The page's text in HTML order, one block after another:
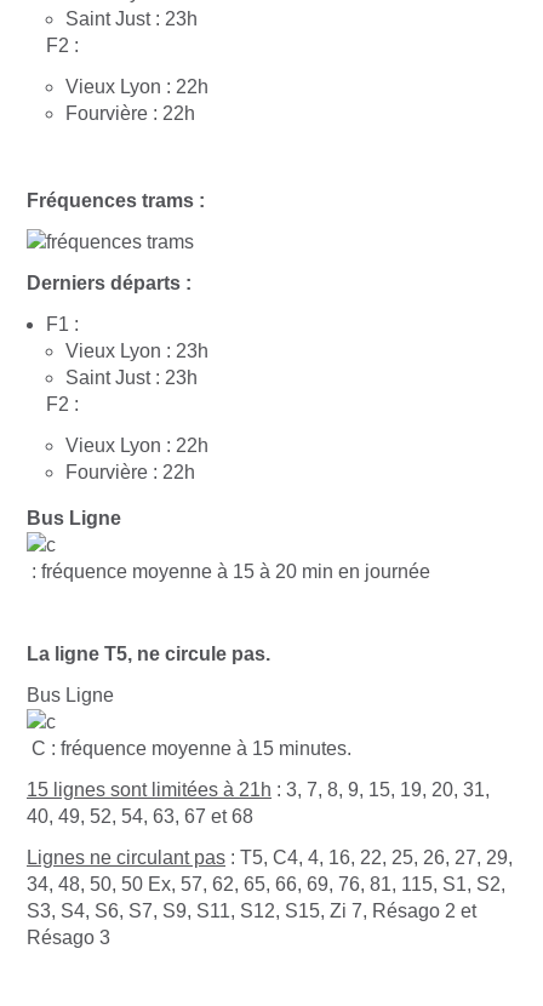
Saint Just : 23h
F2 :
Vieux Lyon : 22h
Fourvière : 22h
Fréquences trams :
Derniers départs :
F1 :
Vieux Lyon : 23h
Saint Just : 23h
F2 :
Vieux Lyon : 22h
Fourvière : 22h
Bus Ligne
: fréquence moyenne à 15 à 20 min en journée
La ligne T5, ne circule pas.
Bus Ligne
C : fréquence moyenne à 15 minutes.
15 lignes sont limitées à 21h : 3, 7, 8, 9, 15, 19, 20, 31,
40, 49, 52, 54, 63, 67 et 68
Lignes ne circulant pas : T5, C4, 4, 16, 22, 25, 26, 27, 29,
34, 48, 50, 50 Ex, 57, 62, 65, 66, 69, 76, 81, 115, S1, S2,
S3, S4, S6, S7, S9, S11, S12, S15, Zi 7, Résago 2 et
Résago 3